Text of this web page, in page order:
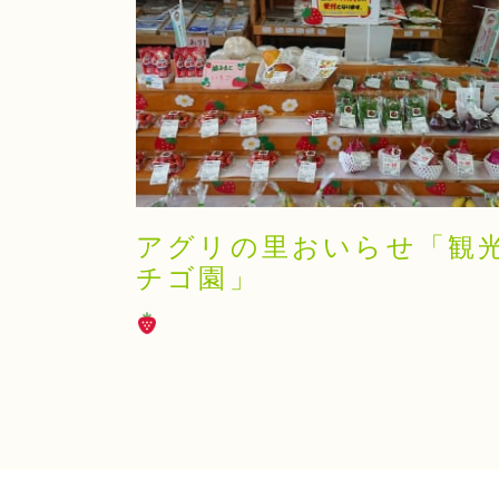
アグリの里おいらせ「観
チゴ園」